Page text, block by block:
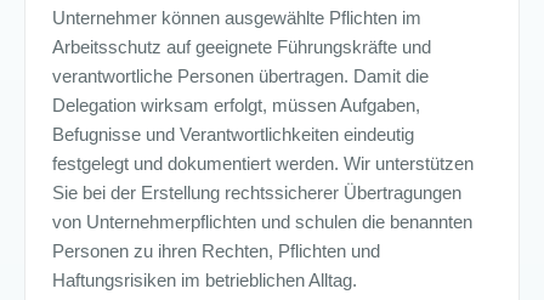
Unternehmer können ausgewählte Pflichten im
Arbeitsschutz auf geeignete Führungskräfte und
verantwortliche Personen übertragen. Damit die
Delegation wirksam erfolgt, müssen Aufgaben,
Befugnisse und Verantwortlichkeiten eindeutig
festgelegt und dokumentiert werden. Wir unterstützen
Sie bei der Erstellung rechtssicherer Übertragungen
von Unternehmerpflichten und schulen die benannten
Personen zu ihren Rechten, Pflichten und
Haftungsrisiken im betrieblichen Alltag.